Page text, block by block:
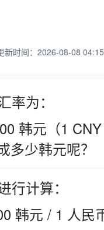
新时间：2026-08-08
率为：
韩元（1
多少韩元呢？
行计算：
韩元 / 1 人民